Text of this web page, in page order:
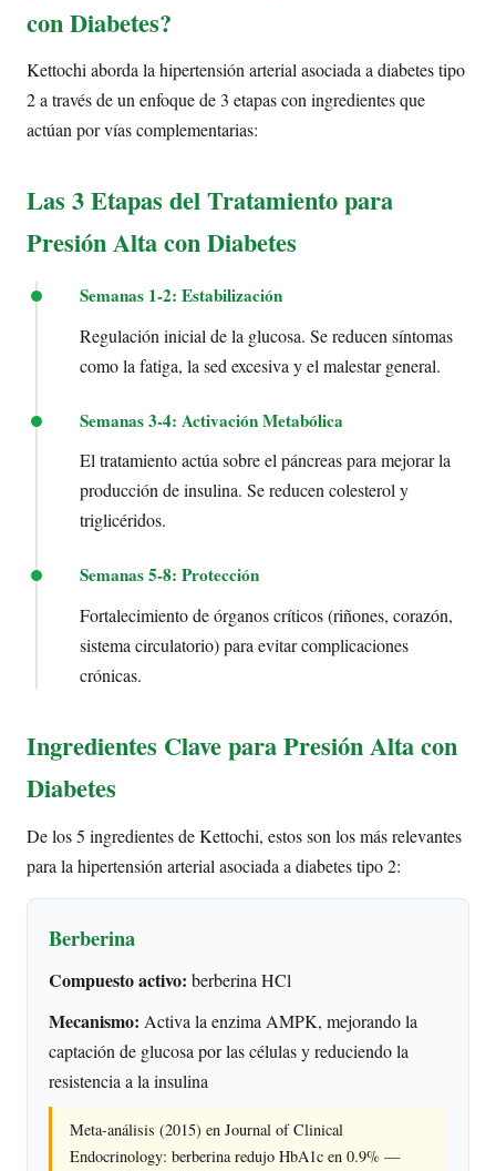
con Diabetes?
Kettochi aborda la hipertensión arterial asociada a diabetes tipo
2 a través de un enfoque de 3 etapas con ingredientes que
actúan por vías complementarias:
Las 3 Etapas del Tratamiento para
Presión Alta con Diabetes
Semanas 1-2: Estabilización
Regulación inicial de la glucosa. Se reducen síntomas
como la fatiga, la sed excesiva y el malestar general.
Semanas 3-4: Activación Metabólica
El tratamiento actúa sobre el páncreas para mejorar la
producción de insulina. Se reducen colesterol y
triglicéridos.
Semanas 5-8: Protección
Fortalecimiento de órganos críticos (riñones, corazón,
sistema circulatorio) para evitar complicaciones
crónicas.
Ingredientes Clave para Presión Alta con
Diabetes
De los 5 ingredientes de Kettochi, estos son los más relevantes
para la hipertensión arterial asociada a diabetes tipo 2:
Berberina
Compuesto activo: berberina HCl
Mecanismo: Activa la enzima AMPK, mejorando la
captación de glucosa por las células y reduciendo la
resistencia a la insulina
Meta-análisis (2015) en Journal of Clinical
Endocrinology: berberina redujo HbA1c en 0.9% —